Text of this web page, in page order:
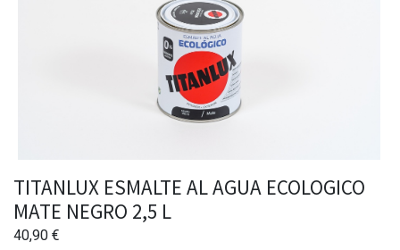
TITANLUX ESMALTE AL AGUA ECOLOGICO
MATE NEGRO 2,5 L
40,90 €